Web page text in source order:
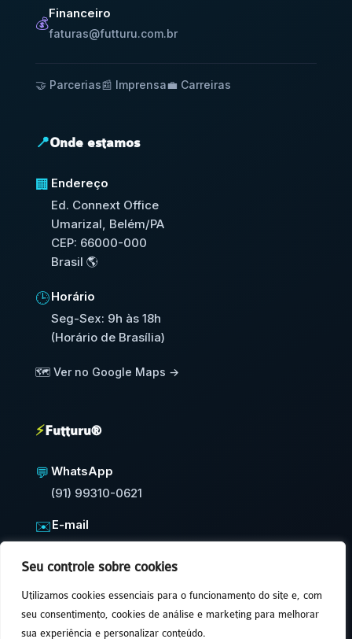
Seu controle sobre cookies
Utilizamos cookies essenciais para o funcionamento do site e, com
seu consentimento, cookies de análise e marketing para melhorar
sua experiência e personalizar conteúdo.
💰
Financeiro
faturas@futturu.com.br
🤝 Parcerias📰 Imprensa💼 Carreiras
📍Onde estamos
🏢 Endereço
Ed. Connext Office
Umarizal, Belém/PA
CEP: 66000-000
Brasil 🌎
🕒Horário
Seg-Sex: 9h às 18h
(Horário de Brasília)
🗺️ Ver no Google Maps →
⚡Futturu®
💬 WhatsApp
(91) 99310-0621
✉️E-mail
contato@futturu.com.br